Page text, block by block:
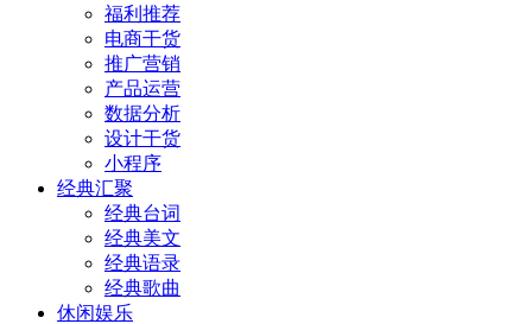
福利推荐
电商干货
推广营销
产品运营
数据分析
设计干货
小程序
经典汇聚
经典台词
经典美文
经典语录
经典歌曲
休闲娱乐